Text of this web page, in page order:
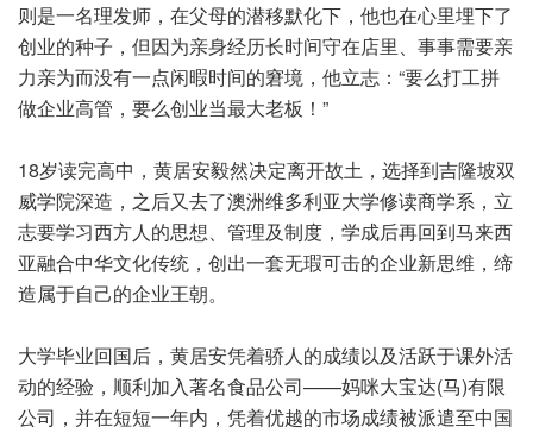
则是一名理发师，在父母的潜移默化下，他也在心里埋下了
创业的种子，但因为亲身经历长时间守在店里、事事需要亲
力亲为而没有一点闲暇时间的窘境，他立志：“要么打工拼
做企业高管，要么创业当最大老板！”
18岁读完高中，黄居安毅然决定离开故土，选择到吉隆坡双
威学院深造，之后又去了澳洲维多利亚大学修读商学系，立
志要学习西方人的思想、管理及制度，学成后再回到马来西
亚融合中华文化传统，创出一套无瑕可击的企业新思维，缔
造属于自己的企业王朝。
大学毕业回国后，黄居安凭着骄人的成绩以及活跃于课外活
动的经验，顺利加入著名食品公司——妈咪大宝达(马)有限
公司，并在短短一年内，凭着优越的市场成绩被派遣至中国